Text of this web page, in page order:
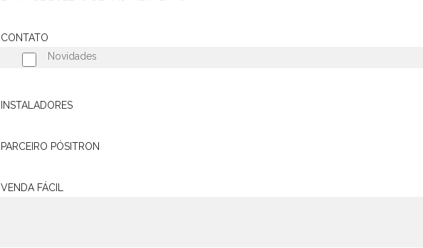
CONTATO
INSTALADORES
PARCEIRO PÓSITRON
VENDA FÁCIL
Alarme Automotivo
Novidades
os seus dados pessoais em segurança. Para maiores informações acesse nosso Aviso de Privacidade: